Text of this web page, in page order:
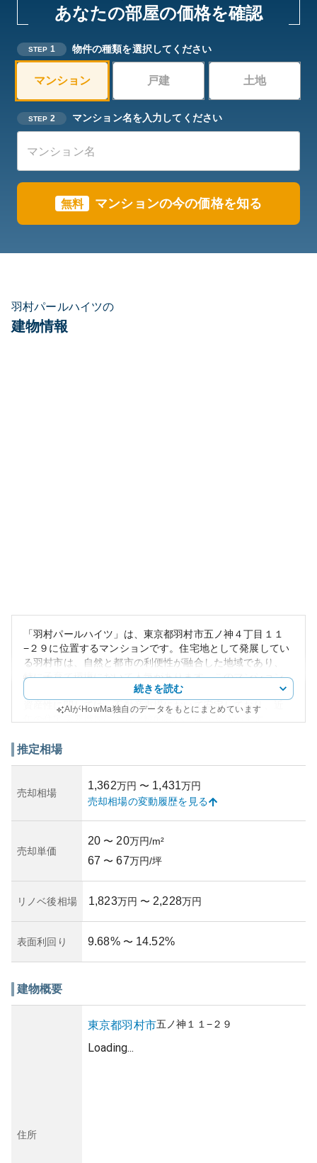
あなたの部屋の価格を確認
STEP 1 物件の種類を選択してください
マンション 戸建 土地
STEP 2 マンション名を入力してください
無料 マンションの今の価格を知る
羽村パールハイツの
建物情報
「羽村パールハイツ」は、東京都羽村市五ノ神４丁目１１
−２９に位置するマンションです。住宅地として発展してい
る羽村市は、自然と都市の利便性が融合した地域であり、
特に子育て環境において人気があります。このマンション
は外観がモダンでしっかりとした建設がなされています。
資産性に関しては、不動産市場において安定しており、近
が、築年が相応の質感を持つマンションです。管理状況に
リスクも低く、長期間の資産保持に耐えられると考えられ
ます。ただし、近隣の市場の動向次第では価格変動のリス
クも完全には排除できません。
り、住環境は整っています。このため、住居用にも賃貸用
にも魅力的な物件として捉えられるでしょう。
続きを読む
AIがHowMa独自のデータをもとにまとめています
推定相場
売却相場
1,362万円 〜 1,431万円
売却相場の変動履歴を見る
売却単価
20 〜 20万円/m²
67 〜 67万円/坪
リノベ後相場 1,823万円 〜 2,228万円
表面利回り 9.68% 〜 14.52%
建物概要
住所
東京都羽村市五ノ神 １１−２９
Loading...